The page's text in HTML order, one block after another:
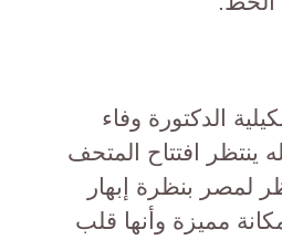
الدكتورة وفاء
ينتظر افتتاح المتحف
لمصر بنظرة إبهار
مميزة وأنها قلب